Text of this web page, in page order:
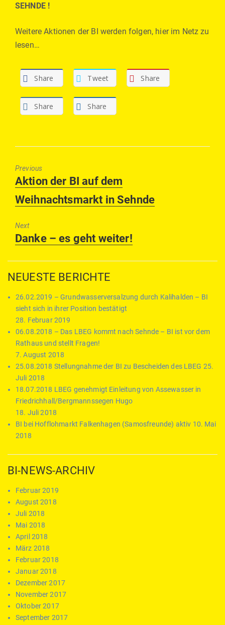
SEHNDE !
Weitere Aktionen der BI werden folgen, hier im Netz zu
lesen…
Share Tweet Share
Share Share
Previous
Previous
Aktion der BI auf dem
Weihnachtsmarkt in Sehnde
Next
Next
Danke – es geht weiter!
NEUESTE BERICHTE
26.02.2019 – Grundwasserversalzung durch Kalihalden – BI
sieht sich in ihrer Position bestätigt
28. Februar 2019
06.08.2018 – Das LBEG kommt nach Sehnde – BI ist vor dem
Rathaus und stellt Fragen!
7. August 2018
25.08.2018 Stellungnahme der BI zu Bescheiden des LBEG 25.
Juli 2018
18.07.2018 LBEG genehmigt Einleitung von Assewasser in
Friedrichhall/Bergmannssegen Hugo
18. Juli 2018
BI bei Hofflohmarkt Falkenhagen (Samosfreunde) aktiv 10. Mai
2018
BI-NEWS-ARCHIV
Februar 2019
August 2018
Juli 2018
Mai 2018
April 2018
März 2018
Februar 2018
Januar 2018
Dezember 2017
November 2017
Oktober 2017
September 2017